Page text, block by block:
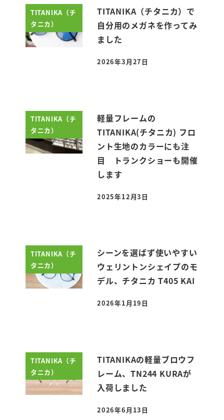
TITANIKA（チ
タニカ）
TITANIKA（チタニカ）で
自分用のメガネを作ってみ
ました
投稿日
2026年3月27日
TITANIKA（チ
タニカ）
軽量フレームの
TITANIKA(チタニカ) フロ
ント生地のカラーにも注
目 トランクショーも開催
します
投稿日
2025年12月3日
TITANIKA（チ
タニカ）
シーンを選ばず使いやすい
ウェリントンシェイプのモ
デル、チタニカ T405 KAI
投稿日
2026年1月19日
TITANIKA（チ
タニカ）
TITANIKAの軽量ブロウフ
レーム、TN244 KURAが
入荷しました
投稿日
2026年6月13日